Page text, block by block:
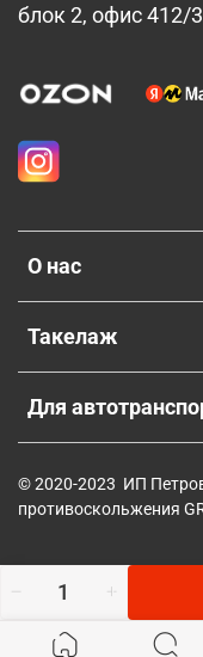
О нас
Такелаж
Для
блок 2, офис 412/3
© 2020-2023 ИП
противоскольжения